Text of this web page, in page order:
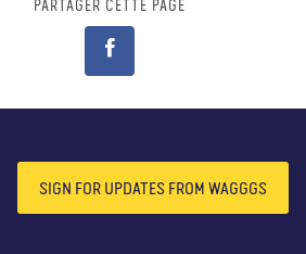
PARTAGER CETTE PAGE
SIGN FOR UPDATES FROM WAGGGS